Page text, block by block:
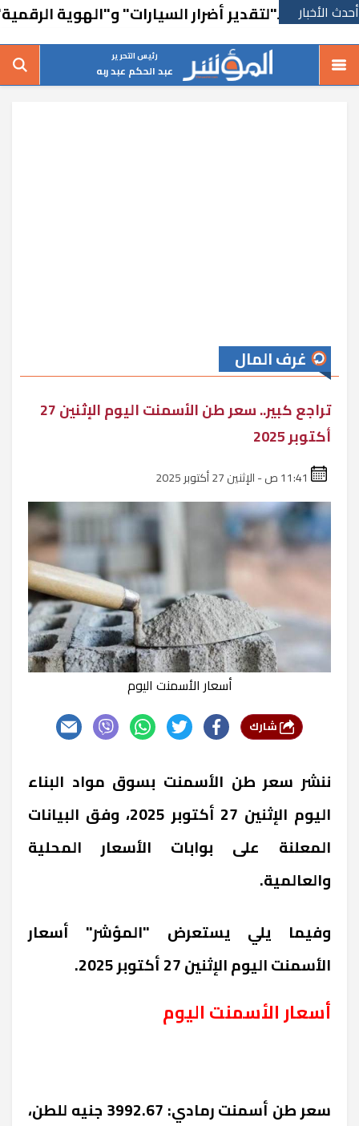
أحدث الأخبار
لـ"لتقدير أضرار السيارات" و"الهوية الرقمية"
رئيس التحرير
عبد الحكم عبد ربه
غرف المال
تراجع كبير.. سعر طن الأسمنت اليوم الإثنين 27
أكتوبر 2025
أسعار الأسمنت اليوم
ننشر سعر طن الأسمنت بسوق مواد البناء
اليوم الإثنين 27 أكتوبر 2025، وفق البيانات
المعلنة على بوابات الأسعار المحلية
والعالمية.
وفيما يلي يستعرض "المؤشر" أسعار
الأسمنت اليوم الإثنين 27 أكتوبر 2025.
أسعار الأسمنت اليوم
سعر طن أسمنت رمادي: 3992.67 جنيه للطن،